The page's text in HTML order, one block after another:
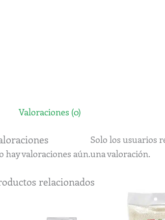
Valoraciones (0)
hay valoraciones aún.
Solo los usuarios
una valoración.
relacionados